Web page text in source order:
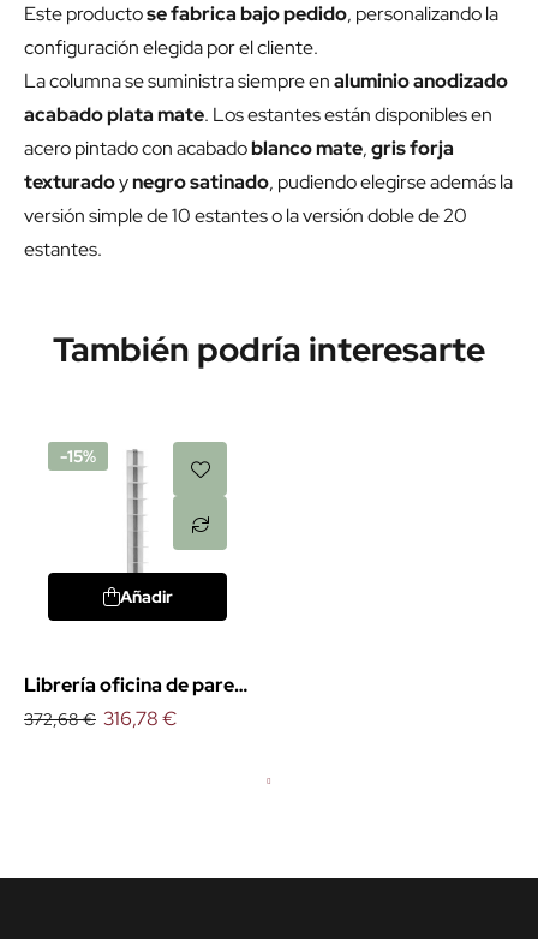
Este productose fabrica bajo pedido, personalizando la
configuración elegida por el cliente.
La columna se suministra siempre enaluminio anodizado
acabado plata mate. Los estantes están disponibles en
acero pintado con acabadoblanco mate,gris forja
texturadoynegro satinado, pudiendo elegirse además la
versión simple de 10 estantes o la versión doble de 20
estantes.
También podría interesarte
-15%
Añadir
Librería oficina de pared
Usio
372,68 € 316,78 €